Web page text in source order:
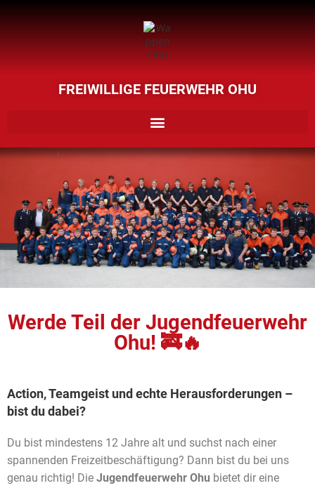
FREIWILLIGE FEUERWEHR OHU
Werde Teil der Jugendfeuerwehr
Ohu! 🚒🔥
Action, Teamgeist und echte Herausforderungen –
bist du dabei?
Du bist mindestens 12 Jahre alt und suchst nach einer
spannenden Freizeitbeschäftigung? Dann bist du bei uns
genau richtig! Die Jugendfeuerwehr Ohu bietet dir eine